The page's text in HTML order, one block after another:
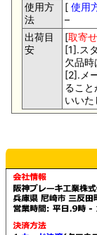
使用方
法
[ 使用
–
出荷目
安
[取寄
[1].ス
欠品時
[2].メ
るこ
いいた